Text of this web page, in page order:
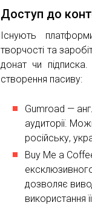
Доступ до
Існують
творчості та
донат чи
створення пасиву:
Gumroad —
аудиторії.
російську,
Buy Me a
дозволяє
використання